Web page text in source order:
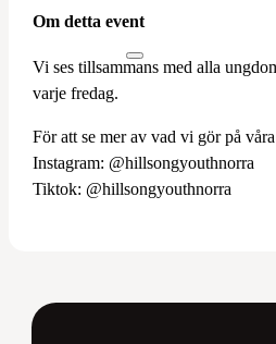
Om detta event
Vi ses tillsammans med alla
varje fredag.
För att se mer av vad vi gör på
Instagram: @hillsongyouthnorra
Tiktok: @hillsongyouthnorra